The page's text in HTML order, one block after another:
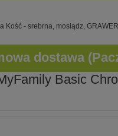
- srebrna, mosiądz,
dostawa
Basic